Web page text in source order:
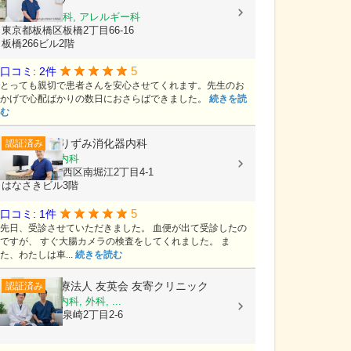
耳鼻いんこう科, アレルギー科
東京都板橋区板橋2丁目66-16
板橋266ビル2階
口コミ: 2件 5
とっても親切で患者さんを安心させてくれます。先生のお
かげで心配ばかりの数日におさらばできました。 続きを読
む
認証済み ありずみ消化器内科
内科, 消化器内科
大阪府大阪市西区南堀江2丁目4-1
はなさきビル3階
口コミ: 1件 5
先日、受診させていただきました。 血便が出て受診したの
ですが、 すぐ大腸カメラの検査をしてくれました。 ま
た、わたしは車... 続きを読む
認証済み 医療法人 友英会 友寄クリニック
内科, 消化器内科, 外科, ...
沖縄県那覇市泉崎2丁目2-6